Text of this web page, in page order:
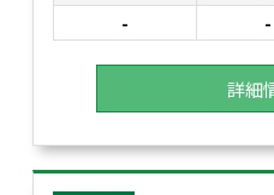
- -
詳細